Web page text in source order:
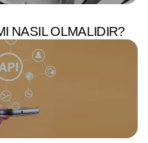
NASIL OLMALIDIR?